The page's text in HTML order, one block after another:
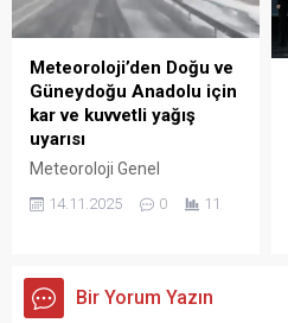
programına katıldı.
Meteoroloji’den Doğu ve
Güneydoğu Anadolu için
kar ve kuvvetli yağış
uyarısı
Meteoroloji Genel
Müdürlüğü, yarın birçok ilde
kuvvetli sağanak ve yüksek
güneyi ile Şırnak ve
Hakkari’de kuvvetli sağanak
14.11.2025 0 11
Bir Yorum Yazın